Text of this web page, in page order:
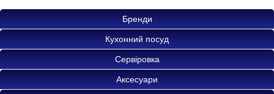
Бренди
Кухонний посуд
Сервіровка
Аксесуари